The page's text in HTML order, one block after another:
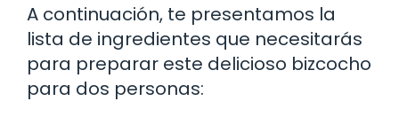
A continuación, te presentamos la
lista de ingredientes que necesitarás
para preparar este delicioso bizcocho
para dos personas: